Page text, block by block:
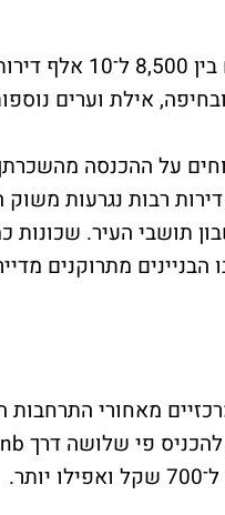
לפי הערכות, בתל
על ההכנסה
רבות נגרעות משוק
תושבי העיר. שכונות
מתרוקנים
מאחורי